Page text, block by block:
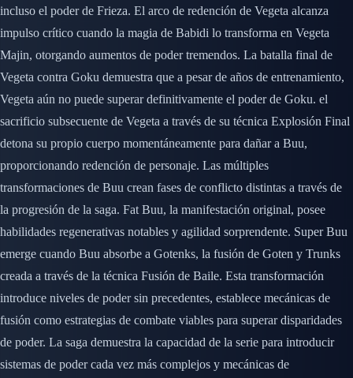
incluso el poder de Frieza. El arco de redención de Vegeta alcanza
impulso crítico cuando la magia de Babidi lo transforma en Vegeta
Majin, otorgando aumentos de poder tremendos. La batalla final de
Vegeta contra Goku demuestra que a pesar de años de entrenamiento,
Vegeta aún no puede superar definitivamente el poder de Goku. el
sacrificio subsecuente de Vegeta a través de su técnica Explosión Final
detona su propio cuerpo momentáneamente para dañar a Buu,
proporcionando redención de personaje. Las múltiples
transformaciones de Buu crean fases de conflicto distintas a través de
la progresión de la saga. Fat Buu, la manifestación original, posee
habilidades regenerativas notables y agilidad sorprendente. Super Buu
emerge cuando Buu absorbe a Gotenks, la fusión de Goten y Trunks
creada a través de la técnica Fusión de Baile. Esta transformación
introduce niveles de poder sin precedentes, establece mecánicas de
fusión como estrategias de combate viables para superar disparidades
de poder. La saga demuestra la capacidad de la serie para introducir
sistemas de poder cada vez más complejos y mecánicas de